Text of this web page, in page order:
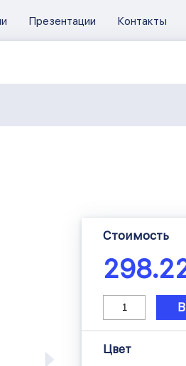
Презентации Контакты
Стоимость
Цвет